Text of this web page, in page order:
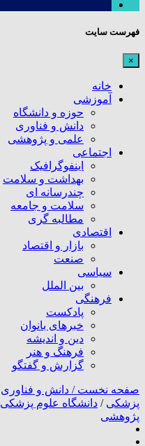
فهرست سایت
×
خانه
آموزشی
حوزه و دانشگاه
دانش و فناوری
علمی و پژوهشی
اجتماعی
اینفوگرافیک
بهداشت و سلامت
چندرسانه ای
سلامت و جامعه
مطالبه گری
اقتصادی
بازار و اقتصاد
صنعت
سیاسی
بین الملل
فرهنگی
پادکست
خبرهای بانوان
دین و اندیشه
فرهنگ و هنر
گزارش و گفتگو
صفحه نخست / دانش و فناوری
پزشکی / دانشگاه علوم پزشکی
پژوهشی